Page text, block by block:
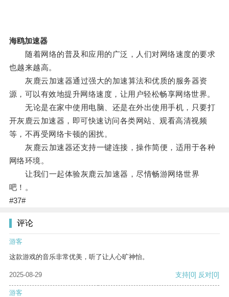
海鸥加速器
随着网络的普及和应用的广泛，人们对网络速度的要求
也越来越高。
灰鹿云加速器通过强大的加速算法和优质的服务器资
源，可以有效地提升网络速度，让用户轻松畅享网络世界。
无论是在家中使用电脑、还是在外出使用手机，只要打
开灰鹿云加速器，即可快速访问各类网站、观看高清视频
等，不再受网络卡顿的困扰。
灰鹿云加速器还支持一键连接，操作简便，适用于各种
网络环境。
让我们一起体验灰鹿云加速器，尽情畅游网络世界
吧！。
#37#
评论
游客
这款游戏的音乐非常优美，听了让人心旷神怡。
2025-08-29 支持[0] 反对[0]
游客